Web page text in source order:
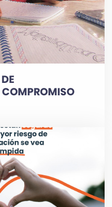
COMPROMISO